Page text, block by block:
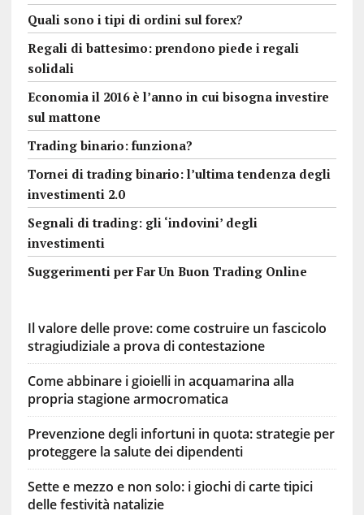
Quali sono i tipi di ordini sul forex?
Regali di battesimo: prendono piede i regali
solidali
Economia il 2016 è l’anno in cui bisogna investire
sul mattone
Trading binario: funziona?
Tornei di trading binario: l’ultima tendenza degli
investimenti 2.0
Segnali di trading: gli ‘indovini’ degli
investimenti
Suggerimenti per Far Un Buon Trading Online
Il valore delle prove: come costruire un fascicolo
stragiudiziale a prova di contestazione
Come abbinare i gioielli in acquamarina alla
propria stagione armocromatica
Prevenzione degli infortuni in quota: strategie per
proteggere la salute dei dipendenti
Sette e mezzo e non solo: i giochi di carte tipici
delle festività natalizie